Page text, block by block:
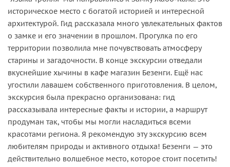
историческое место с богатой историей и интересной
архитектурой. Гид рассказала много увлекательных фактов
о замке и его значении в прошлом. Прогулка по его
территории позволила мне почувствовать атмосферу
старины и загадочности. В конце экскурсии отведали
вкуснейшие хычины в кафе магазин Безенги. Ещё нас
угостили лавашем собственного приготовления. В целом,
экскурсия была прекрасно организована: гид
рассказывала интересные факты и истории, а маршрут
продуман так, чтобы мы могли насладиться всеми
красотами региона. Я рекомендую эту экскурсию всем
любителям природы и активного отдыха! Безенги — это
действительно волшебное место, которое стоит посетить!